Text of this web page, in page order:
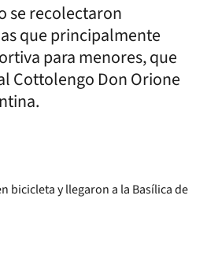
se recolectaron
que principalmente
para menores, que
Cottolengo Don Orione